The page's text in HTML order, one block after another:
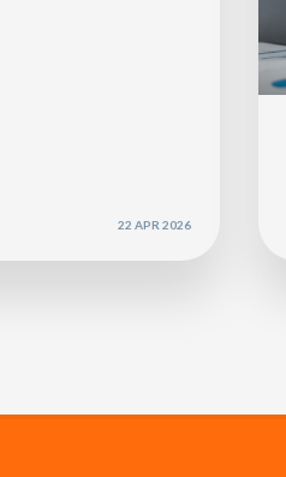
22 APR 2026